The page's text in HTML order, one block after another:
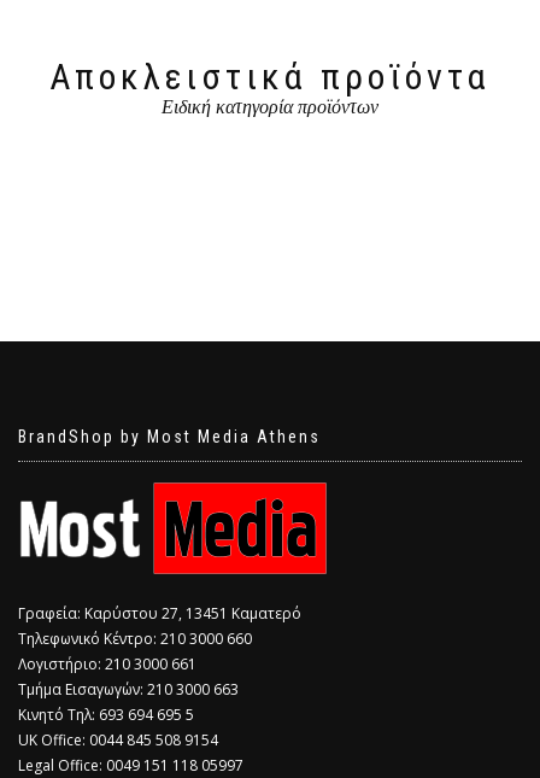
Αποκλειστικά προϊόντα
Ειδική κατηγορία προϊόντων
BrandShop by Most Media Athens
Γραφεία: Καρύστου 27, 13451 Καματερό
Τηλεφωνικό Κέντρο: 210 3000 660
Λογιστήριο: 210 3000 661
Τμήμα Εισαγωγών: 210 3000 663
Κινητό Τηλ: 693 694 695 5
​UK Office: 0044 845 508 9154
Legal Office: 0049 151 118 05997